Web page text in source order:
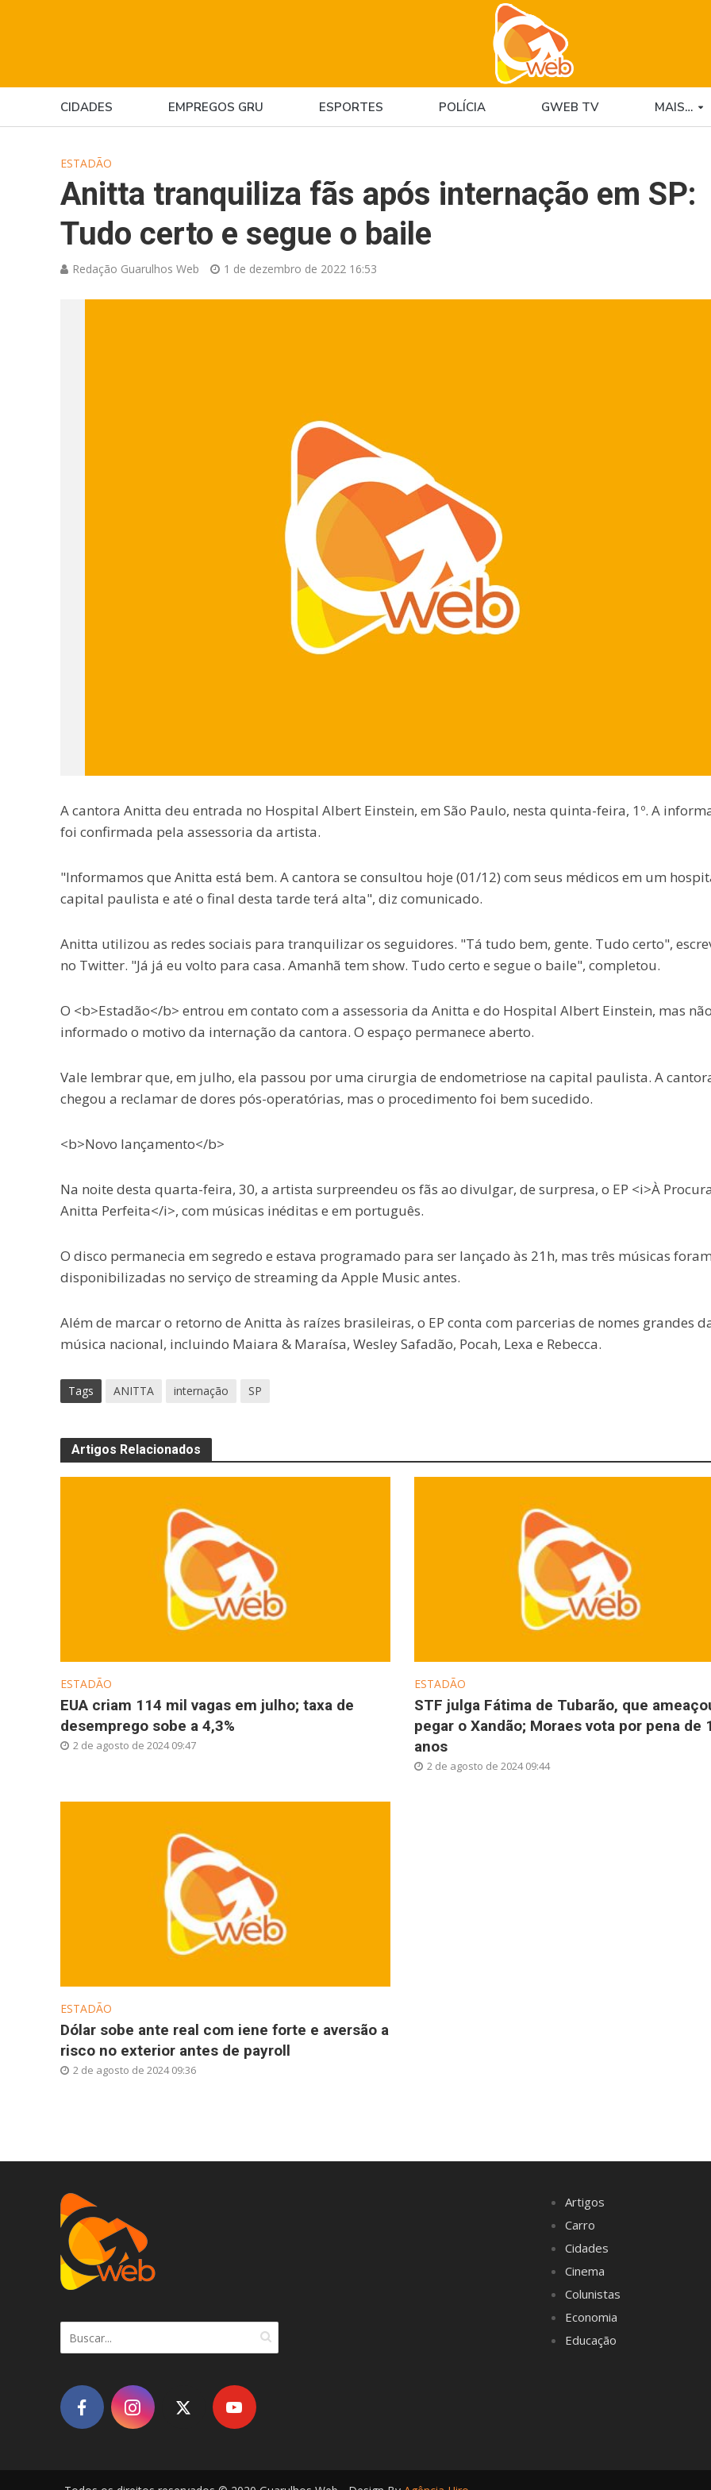
CIDADES EMPREGOS GRU ESPORTES POLÍCIA GWEB TV MAIS…
ESTADÃO
Anitta tranquiliza fãs após internação em SP:
Tudo certo e segue o baile
Redação Guarulhos Web 1 de dezembro de 2022 16:53
A cantora Anitta deu entrada no Hospital Albert Einstein, em São Paulo, nesta quinta-feira, 1º. A
foi confirmada pela assessoria da artista.
"Informamos que Anitta está bem. A cantora se consultou hoje (01/12) com seus médicos em um
capital paulista e até o final desta tarde terá alta", diz comunicado.
Anitta utilizou as redes sociais para tranquilizar os seguidores. "Tá tudo bem, gente. Tudo certo",
no Twitter. "Já já eu volto para casa. Amanhã tem show. Tudo certo e segue o baile", completou.
O <b>Estadão</b> entrou em contato com a assessoria da Anitta e do Hospital Albert Einstein, mas
informado o motivo da internação da cantora. O espaço permanece aberto.
Vale lembrar que, em julho, ela passou por uma cirurgia de endometriose na capital paulista. A
chegou a reclamar de dores pós-operatórias, mas o procedimento foi bem sucedido.
<b>Novo lançamento</b>
Na noite desta quarta-feira, 30, a artista surpreendeu os fãs ao divulgar, de surpresa, o EP <i>À
Anitta Perfeita</i>, com músicas inéditas e em português.
O disco permanecia em segredo e estava programado para ser lançado às 21h, mas três músicas
disponibilizadas no serviço de streaming da Apple Music antes.
Além de marcar o retorno de Anitta às raízes brasileiras, o EP conta com parcerias de nomes grandes
música nacional, incluindo Maiara & Maraísa, Wesley Safadão, Pocah, Lexa e Rebecca.
Tags ANITTA internação SP
Artigos Relacionados
ESTADÃO
EUA criam 114 mil vagas em julho; taxa de
desemprego sobe a 4,3%
2 de agosto de 2024 09:47
ESTADÃO
STF julga Fátima de Tubarão, que
pegar o Xandão; Moraes vota por pena de
anos
2 de agosto de 2024 09:44
ESTADÃO
Dólar sobe ante real com iene forte e aversão a
risco no exterior antes de payroll
2 de agosto de 2024 09:36
Artigos
Carro
Cidades
Cinema
Colunistas
Economia
Educação